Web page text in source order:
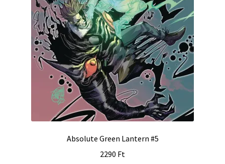
Absolute Green Lantern #5
2290 Ft